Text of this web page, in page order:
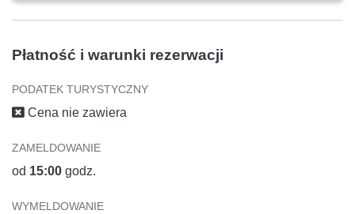
Płatność i warunki rezerwacji
PODATEK TURYSTYCZNY
Cena nie zawiera
ZAMELDOWANIE
od 15:00 godz.
WYMELDOWANIE